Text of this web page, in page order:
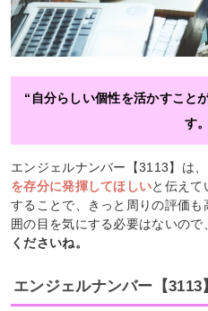
“自分らしい個性を活かすこと
す
エンジェルナンバー【3113】は、
を存分に発揮してほしいと伝えて
することで、きっと周りの評価
囲の目を気にする必要はないので、
くださいね。
エンジェルナンバー【3113